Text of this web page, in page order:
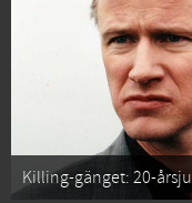
Killing-gänget: 20-